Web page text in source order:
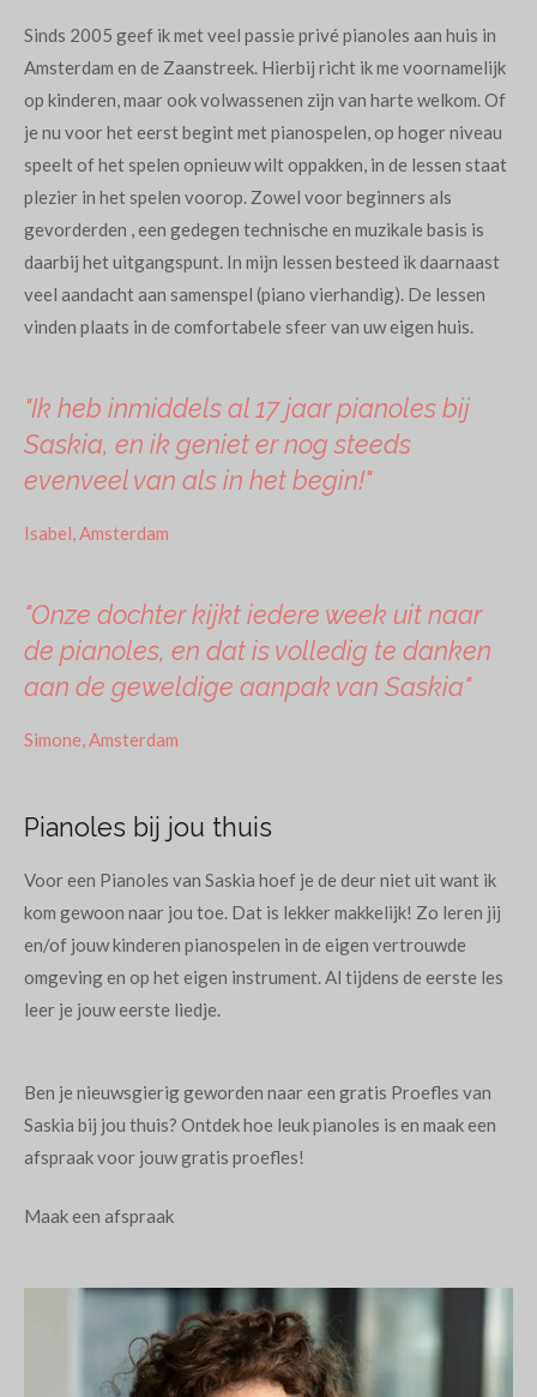
Sinds 2005 geef ik met veel passie privé pianoles aan huis in
Amsterdam en de Zaanstreek. Hierbij richt ik me voornamelijk
op kinderen, maar ook volwassenen zijn van harte welkom. Of
je nu voor het eerst begint met pianospelen, op hoger niveau
speelt of het spelen opnieuw wilt oppakken, in de lessen staat
plezier in het spelen voorop. Zowel voor beginners als
gevorderden , een gedegen technische en muzikale basis is
daarbij het uitgangspunt. In mijn lessen besteed ik daarnaast
veel aandacht aan samenspel (piano vierhandig). De lessen
vinden plaats in de comfortabele sfeer van uw eigen huis.
"Ik heb inmiddels al 17 jaar pianoles bij
Saskia, en ik geniet er nog steeds
evenveel van als in het begin!"
Isabel, Amsterdam
"Onze dochter kijkt iedere week uit naar
de pianoles, en dat is volledig te danken
aan de geweldige aanpak van Saskia"
Simone, Amsterdam
Pianoles bij jou thuis
Voor een Pianoles van Saskia hoef je de deur niet uit want ik
kom gewoon naar jou toe. Dat is lekker makkelijk! Zo leren jij
en/of jouw kinderen pianospelen in de eigen vertrouwde
omgeving en op het eigen instrument. Al tijdens de eerste les
leer je jouw eerste liedje.
Ben je nieuwsgierig geworden naar een gratis Proefles van
Saskia bij jou thuis? Ontdek hoe leuk pianoles is en maak een
afspraak voor jouw gratis proefles!
Maak een afspraak